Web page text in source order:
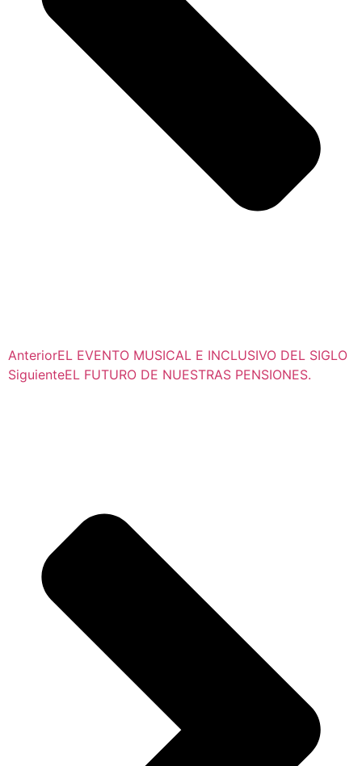
AnteriorEL EVENTO MUSICAL E INCLUSIVO DEL SIGLO
SiguienteEL FUTURO DE NUESTRAS PENSIONES.